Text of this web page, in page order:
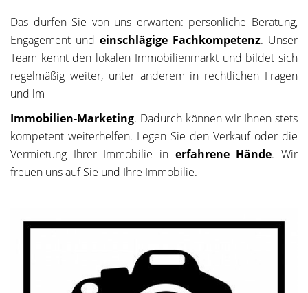
Das dürfen Sie von uns erwarten: persönliche Beratung,
Engagement und einschlägige Fachkompetenz. Unser
Team kennt den lokalen Immobilienmarkt und bildet sich
regelmäßig weiter, unter anderem in rechtlichen Fragen
und im
Immobilien-Marketing. Dadurch können wir Ihnen stets
kompetent weiterhelfen. Legen Sie den Verkauf oder die
Vermietung Ihrer Immobilie in erfahrene Hände. Wir
freuen uns auf Sie und Ihre Immobilie.